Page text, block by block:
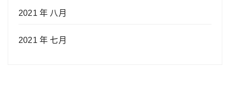
2021 年 八月
2021 年 七月